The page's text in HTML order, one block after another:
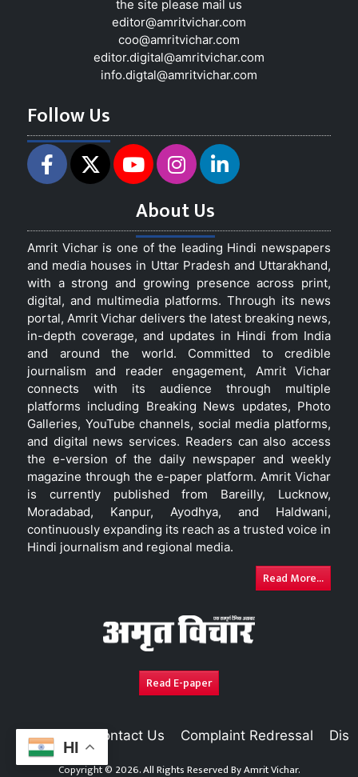
HI
the site please mail us
editor@amritvichar.com
coo@amritvichar.com
editor.digital@amritvichar.com
info.digtal@amritvichar.com
Follow Us
About Us
Amrit Vichar is one of the leading Hindi newspapers
and media houses in Uttar Pradesh and Uttarakhand,
with a strong and growing presence across print,
digital, and multimedia platforms. Through its news
portal, Amrit Vichar delivers the latest breaking news,
in-depth coverage, and updates in Hindi from India
and around the world. Committed to credible
journalism and reader engagement, Amrit Vichar
connects with its audience through multiple
platforms including Breaking News updates, Photo
Galleries, YouTube channels, social media platforms,
and digital news services. Readers can also access
the e-version of the daily newspaper and weekly
magazine through the e-paper platform. Amrit Vichar
is currently published from Bareilly, Lucknow,
Moradabad, Kanpur, Ayodhya, and Haldwani,
continuously expanding its reach as a trusted voice in
Hindi journalism and regional media.
Read More...
Read E-paper
About Us Contact Us Complaint Redressal
Copyright © 2026. All Rights Reserved ByAmrit Vichar.